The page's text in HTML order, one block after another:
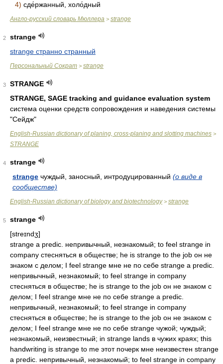
4) сде́ржанный, холо́дный
Англо-русский словарь Мюллера > strange
2
strange
strange странно странный
Персональный Сократ > strange
3
STRANGE
STRANGE, SAGE tracking and guidance evaluation system
система оценки средств сопровождения и наведения системы
"Сейдж"
English-Russian dictionary of planing, cross-planing and slotting machines >
STRANGE
4
strange
strange чуждый, заносный, интродуцированный (о виде в
сообществе)
English-Russian dictionary of biology and biotechnology> strange
5
strange
[streɪndʒ]
strange a predic. непривычный, незнакомый; to feel strange in
company стесняться в обществе; he is strange to the job он не
знаком с делом; I feel strange мне не по себе strange a predic.
непривычный, незнакомый; to feel strange in company
стесняться в обществе; he is strange to the job он не знаком с
делом; I feel strange мне не по себе strange a predic.
непривычный, незнакомый; to feel strange in company
стесняться в обществе; he is strange to the job он не знаком с
делом; I feel strange мне не по себе strange чужой; чуждый;
незнакомый, неизвестный; in strange lands в чужих краях; this
handwriting is strange to me этот почерк мне неизвестен strange
a predic. непривычный, незнакомый; to feel strange in company